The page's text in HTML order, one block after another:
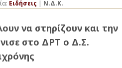
Ειδήσεις | Ν.Δ.Κ.
να στηρίζουν και την
στο ΔΡΤ ο Δ.Σ.